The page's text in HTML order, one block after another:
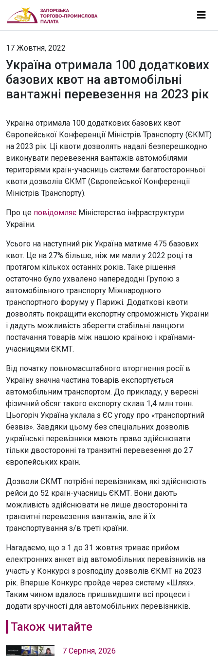
17 Жовтня, 2022
Україна отримала 100 додаткових
базових квот на автомобільні
вантажні перевезення на 2023 рік
Україна отримала 100 додаткових базових квот
Європейської Конференції Міністрів Транспорту (ЄКМТ)
на 2023 рік. Ці квоти дозволять надалі безперешкодно
виконувати перевезення вантажів автомобілями
територіями країн-учасниць системи багатосторонньої
квоти дозволів ЄКМТ (Європейської Конференції
Міністрів Транспорту).
Про це повідомляє Міністерство інфраструктури
України.
Усього на наступний рік Україна матиме 475 базових
квот. Це на 27% більше, ніж ми мали у 2022 році та
протягом кількох останніх років. Таке рішення
остаточно було ухвалено напередодні Групою з
автомобільного транспорту Міжнародного
транспортного форуму у Парижі. Додаткові квоти
дозволять покращити експортну спроможність України
і дадуть можливість зберегти стабільні ланцюги
постачання товарів між нашою країною і країнами-
учасницями ЄКМТ.
Від початку повномасштабного вторгнення росії в
Україну значна частина товарів експортується
автомобільним транспортом. До прикладу, у вересні
фізичний обсяг такого експорту склав 1,4 млн тонн.
Цьогоріч Україна уклала з ЄС угоду про «транспортний
безвіз». Завдяки цьому без спеціальних дозволів
українські перевізники мають право здійснювати
тільки двосторонні та транзитні перевезення до 27
європейських країн.
Дозволи ЄКМТ потрібні перевізникам, які здійснюють
рейси до 52 країн-учасниць ЄКМТ. Вони дають
можливість здійснювати не лише двосторонні та
транзитні перевезення вантажів, але й їх
транспортування з/в треті країни.
Нагадаємо, що з 1 до 31 жовтня триває прийом
електронних анкет від автомобільних перевізників на
участь у Конкурсі з розподілу дозволів ЄКМТ на 2023
рік. Вперше Конкурс пройде через систему «Шлях».
Таким чином вдалось пришвидшити всі процеси і
додати зручності для автомобільних перевізників.
Також читайте
7 Серпня, 2026